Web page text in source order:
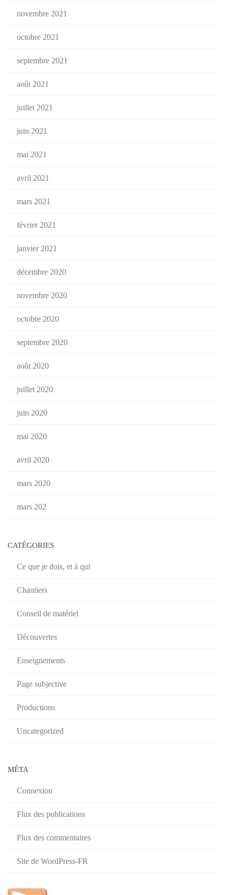
novembre 2021
octobre 2021
septembre 2021
août 2021
juillet 2021
juin 2021
mai 2021
avril 2021
mars 2021
février 2021
janvier 2021
décembre 2020
novembre 2020
octobre 2020
septembre 2020
août 2020
juillet 2020
juin 2020
mai 2020
avril 2020
mars 2020
mars 202
CATÉGORIES
Ce que je dois, et à qui
Chantiers
Conseil de matériel
Découvertes
Enseignements
Page subjective
Productions
Uncategorized
MÉTA
Connexion
Flux des publications
Flux des commentaires
Site de WordPress-FR